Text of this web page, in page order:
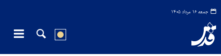
جمعه ۱۶ مرداد ۱۴۰۵